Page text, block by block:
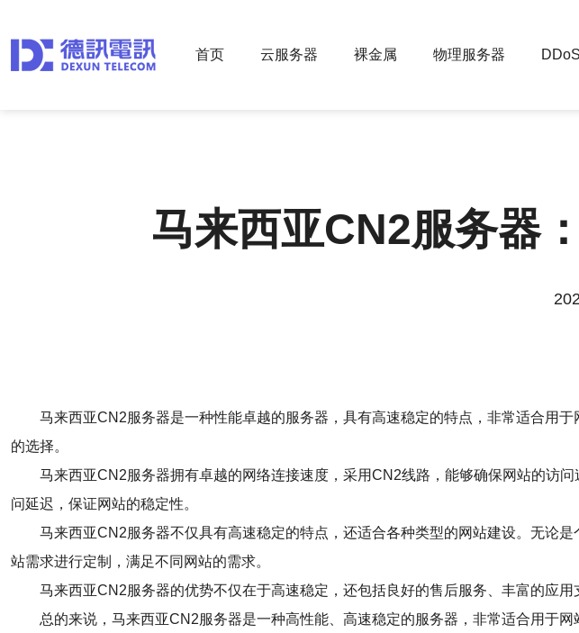
首页 云服务器 裸金属 物理服务器 DDoS
马来西亚CN2服务器
马来西亚CN2服务器是一种性能卓越的服务器，具有高速稳定的特点，非常适合用
的选择。
马来西亚CN2服务器拥有卓越的网络连接速度，采用CN2线路，能够确保网站的访
问延迟，保证网站的稳定性。
马来西亚CN2服务器不仅具有高速稳定的特点，还适合各种类型的网站建设。无论
站需求进行定制，满足不同网站的需求。
马来西亚CN2服务器的优势不仅在于高速稳定，还包括良好的售后服务、丰富的应
总的来说，马来西亚CN2服务器是一种高性能、高速稳定的服务器，非常适合用于